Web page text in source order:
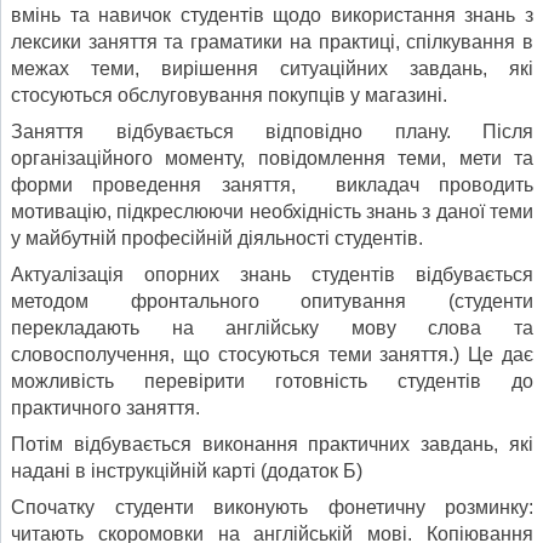
вмінь та навичок студентів щодо використання знань з
лексики заняття та граматики на практиці, спілкування в
межах теми, вирішення ситуаційних завдань, які
стосуються обслуговування покупців у магазині.
Заняття відбувається відповідно плану. Після
організаційного моменту, повідомлення теми, мети та
форми проведення заняття, викладач проводить
мотивацію, підкреслюючи необхідність знань з даної теми
у майбутній професійній діяльності студентів.
Актуалізація опорних знань студентів відбувається
методом фронтального опитування (студенти
перекладають на англійську мову слова та
словосполучення, що стосуються теми заняття.) Це дає
можливість перевірити готовність студентів до
практичного заняття.
Потім відбувається виконання практичних завдань, які
надані в інструкційній карті (додаток Б)
Спочатку студенти виконують фонетичну розминку:
читають скоромовки на англійській мові. Копіювання